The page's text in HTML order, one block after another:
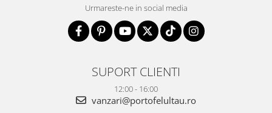
Urmareste-ne in social media
SUPORT CLIENTI
12:00 - 16:00
vanzari@portofelultau.ro